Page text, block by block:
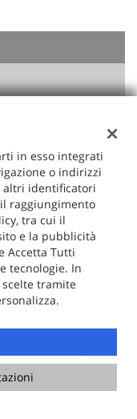
Servizio clienti
030 991 4773
in esso integrati
o indirizzi
altri identificatori
raggiungimento
tra cui il
e la pubblicità
Accetta Tutti
tecnologie. In
tramite